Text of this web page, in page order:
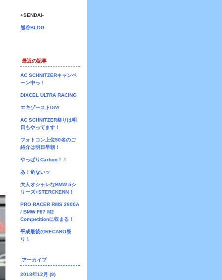
+SENDAI-
熊谷BLOG
最近の記事
AC SCHNITZERキャンペ
ーン中っ！
DIXCEL ULTRA RACING
エキゾーストDAY
AC SCHNITZER祭りは明
日もやってます！
フォトコン上位50名のご
紹介は明日早朝！
やっぱりCarbon！！
あ！危ないッ
大人オシャレなBMW 5シ
リーズ+STERCKENN！
PRO RACER RMS 2600A
/ BMW F87 M2
Competitionに収まる！
平成最後のRECARO祭
り！
アーカイブ
2018年12月 (9)